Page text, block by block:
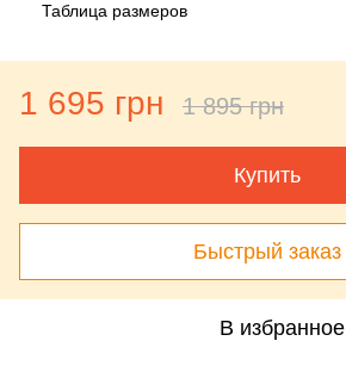
Таблица размеров
1 695 грн 1 895 грн
Купить
Быстрый заказ
В избранное